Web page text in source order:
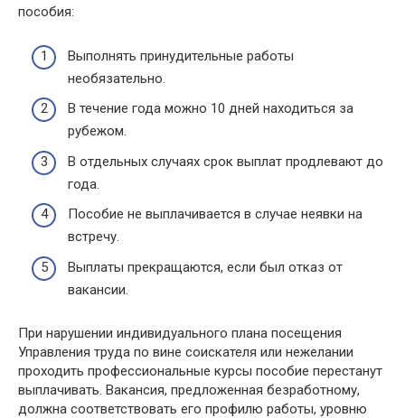
пособия:
Выполнять принудительные работы
необязательно.
В течение года можно 10 дней находиться за
рубежом.
В отдельных случаях срок выплат продлевают до
года.
Пособие не выплачивается в случае неявки на
встречу.
Выплаты прекращаются, если был отказ от
вакансии.
При нарушении индивидуального плана посещения
Управления труда по вине соискателя или нежелании
проходить профессиональные курсы пособие перестанут
выплачивать. Вакансия, предложенная безработному,
должна соответствовать его профилю работы, уровню